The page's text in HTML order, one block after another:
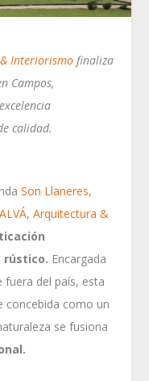
& Interiorismo finaliza
Campos,
calidad.
Son Llaneres,
Arquitectura &
rústico. Encargada
fuera del país, esta
concebida como un
se fusiona